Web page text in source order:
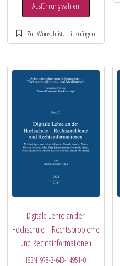
Ausführung wählen
Digitale Lehre an der
Hochschule – Rechtsprobleme
und Rechtsinformationen
ISBN:978-3-643-14951-0